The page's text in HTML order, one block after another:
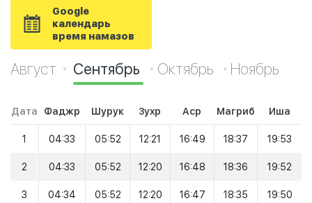
Google
календарь
время намазов
Август Сентябрь Октябрь Ноябрь
Дата Фаджр Шурук Зухр Аср Магриб Иша
1 04:33 05:52 12:21 16:49 18:37 19:53
2 04:33 05:52 12:20 16:48 18:36 19:52
3 04:34 05:52 12:20 16:47 18:35 19:50